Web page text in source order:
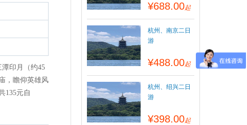
印月（约45
，瞻仰英雄风
135元自
¥688.00起
杭州、南京二日
游
¥488.00起
杭州、绍兴二日
游
¥398.00起